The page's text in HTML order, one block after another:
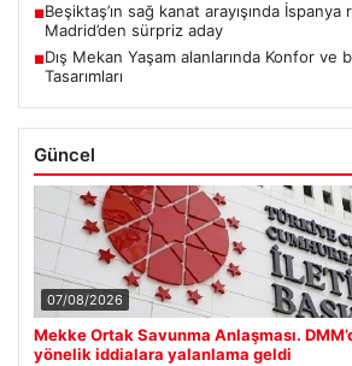
■Beşiktaş’ın sağ kanat arayışında İspanya
Madrid’den sürpriz aday
■Dış Mekan Yaşam alanlarında Konfor ve
Tasarımları
Güncel
07/08/2026
Mekke Ortak Savunma Anlaşması.
yönelik iddialara yalanlama geldi